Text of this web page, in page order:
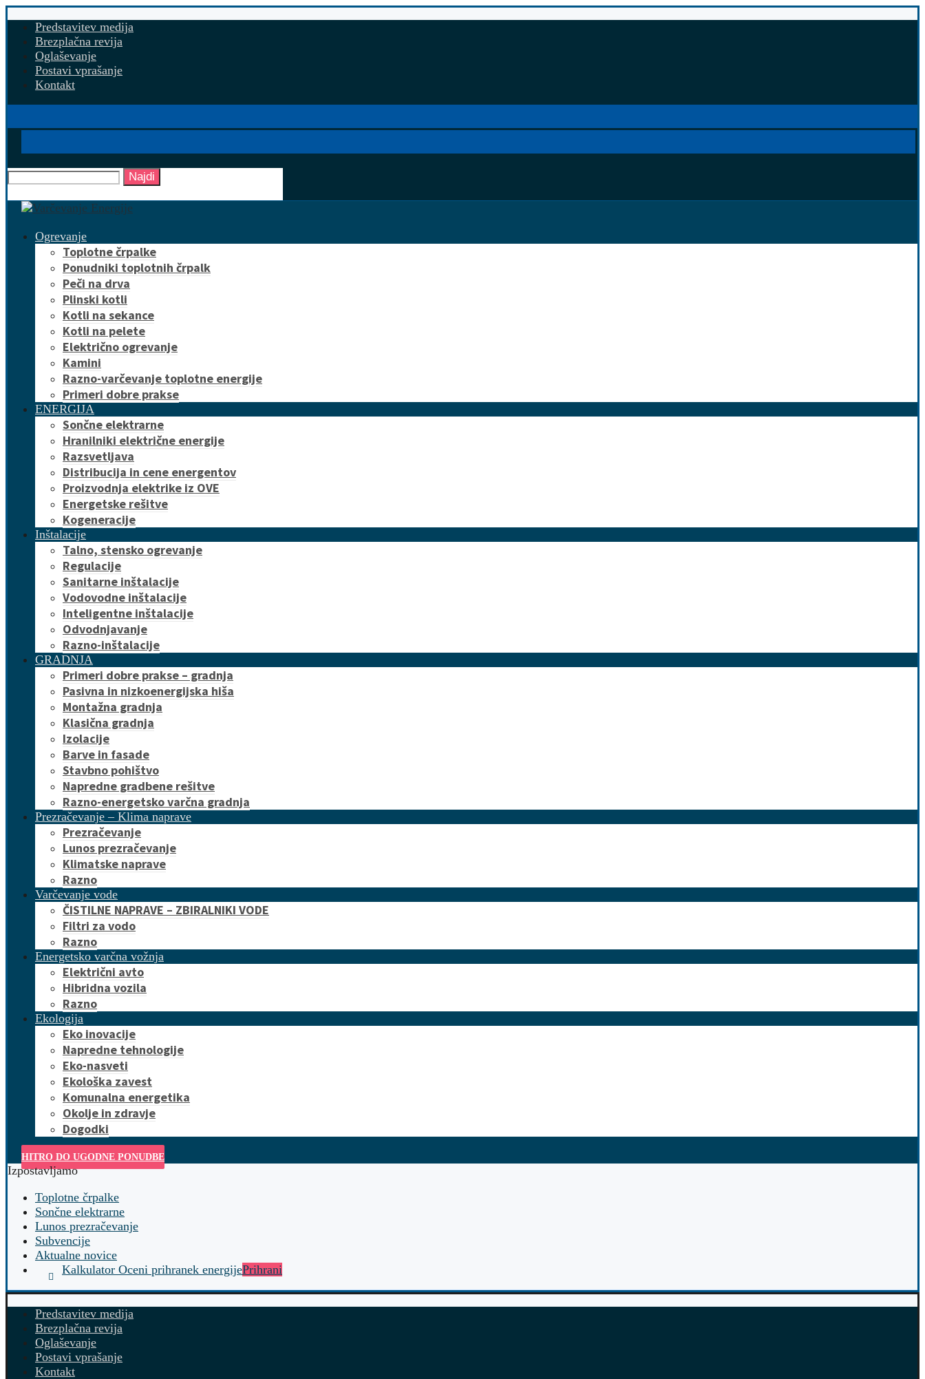
Predstavitev medija
Brezplačna revija
Oglaševanje
Postavi vprašanje
Kontakt
Najdi
Ogrevanje
Toplotne črpalke
Ponudniki toplotnih črpalk
Peči na drva
Plinski kotli
Kotli na sekance
Kotli na pelete
Električno ogrevanje
Kamini
Razno-varčevanje toplotne energije
Primeri dobre prakse
ENERGIJA
Sončne elektrarne
Hranilniki električne energije
Razsvetljava
Distribucija in cene energentov
Proizvodnja elektrike iz OVE
Energetske rešitve
Kogeneracije
Inštalacije
Talno, stensko ogrevanje
Regulacije
Sanitarne inštalacije
Vodovodne inštalacije
Inteligentne inštalacije
Odvodnjavanje
Razno-inštalacije
GRADNJA
Primeri dobre prakse – gradnja
Pasivna in nizkoenergijska hiša
Montažna gradnja
Klasična gradnja
Izolacije
Barve in fasade
Stavbno pohištvo
Napredne gradbene rešitve
Razno-energetsko varčna gradnja
Prezračevanje – Klima naprave
Prezračevanje
Lunos prezračevanje
Klimatske naprave
Razno
Varčevanje vode
ČISTILNE NAPRAVE – ZBIRALNIKI VODE
Filtri za vodo
Razno
Energetsko varčna vožnja
Električni avto
Hibridna vozila
Razno
Ekologija
Eko inovacije
Napredne tehnologije
Eko-nasveti
Ekološka zavest
Komunalna energetika
Okolje in zdravje
Dogodki
HITRO DO UGODNE PONUDBE
Izpostavljamo
Toplotne črpalke
Sončne elektrarne
Lunos prezračevanje
Subvencije
Aktualne novice
Kalkulator Oceni prihranek energijePrihrani
Predstavitev medija
Brezplačna revija
Oglaševanje
Postavi vprašanje
Kontakt